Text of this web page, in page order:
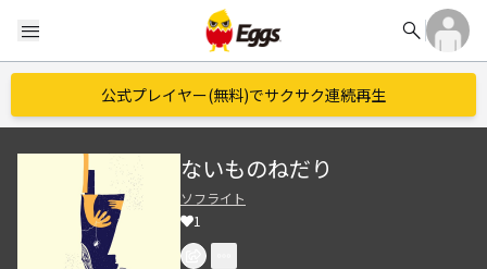
menu search
公式プレイヤー(無料)でサクサク連続再生
ないものねだり
ソフライト
1